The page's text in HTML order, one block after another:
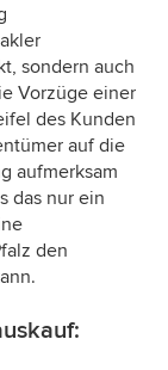
sondern auch
Vorzüge einer
des Kunden
auf die
aufmerksam
das nur ein
den